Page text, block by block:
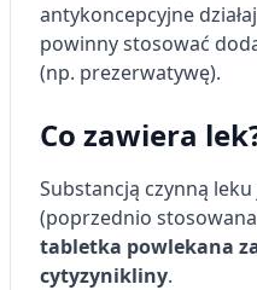
antykoncepcyjne
powinny stosować
(np. prezerwatywę).
Co zawiera
Substancją czynną
(poprzednio
tabletka powlekana
cytyzynikliny.